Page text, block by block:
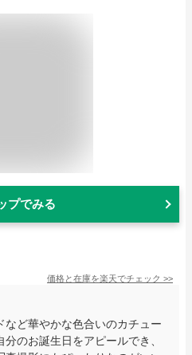
プでみる
価格と在庫を楽天でチェック >>
など華やかな色合いのカチュー
のお誕生日をアピールでき、